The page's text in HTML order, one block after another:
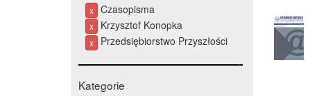
x Czasopisma
x Krzysztof Konopka
x Przedsiębiorstwo Przyszłości
Kategorie